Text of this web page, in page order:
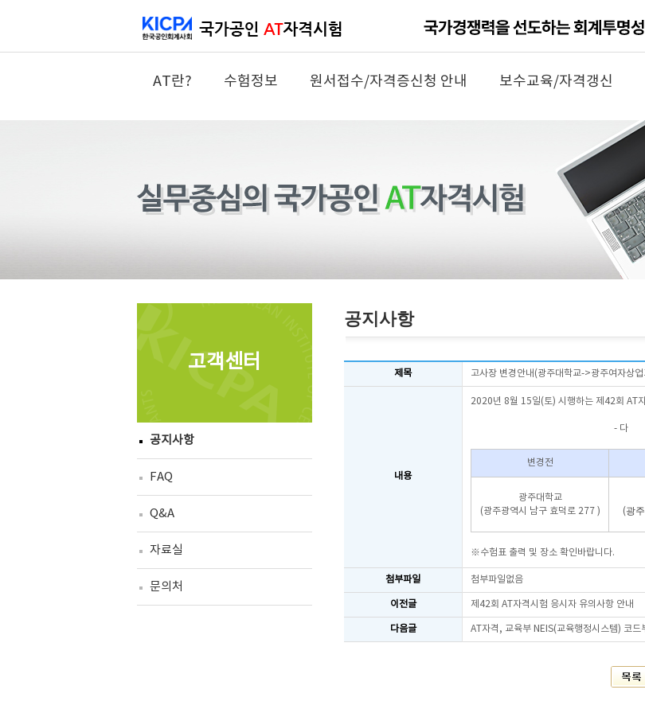
AT란? 수험정보 원서접수/자격증신청 안내 보수교육/자격갱신
고객센터
공지사항
FAQ
Q&A
자료실
문의처
공지사항
제목 고사장 변경안내(광주대학교->광주여자상
내용
2020년 8월 15일(토) 시행하는 제42회 AT
- 다 음
변경전
광주대학교
(광주광역시 남구 효덕로 277 )
(광
※수험표 출력 및 장소 확인바랍니다.
첨부파일 첨부파일없음
이전글 제42회 AT자격시험 응시자 유의사항 안내
다음글 AT자격, 교육부 NEIS(교육행정시스템) 코드